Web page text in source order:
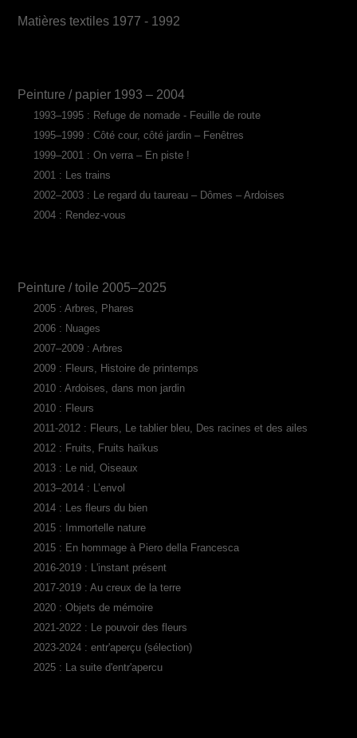
Matières textiles 1977 - 1992
Peinture / papier 1993 – 2004
1993–1995 : Refuge de nomade - Feuille de route
1995–1999 : Côté cour, côté jardin – Fenêtres
1999–2001 : On verra – En piste !
2001 : Les trains
2002–2003 : Le regard du taureau – Dômes – Ardoises
2004 : Rendez-vous
Peinture / toile 2005–2025
2005 : Arbres, Phares
2006 : Nuages
2007–2009 : Arbres
2009 : Fleurs, Histoire de printemps
2010 : Ardoises, dans mon jardin
2010 : Fleurs
2011-2012 : Fleurs, Le tablier bleu, Des racines et des ailes
2012 : Fruits, Fruits haïkus
2013 : Le nid, Oiseaux
2013–2014 : L’envol
2014 : Les fleurs du bien
2015 : Immortelle nature
2015 : En hommage à Piero della Francesca
2016-2019 : L'instant présent
2017-2019 : Au creux de la terre
2020 : Objets de mémoire
2021-2022 : Le pouvoir des fleurs
2023-2024 : entr'aperçu (sélection)
2025 : La suite d'entr'apercu